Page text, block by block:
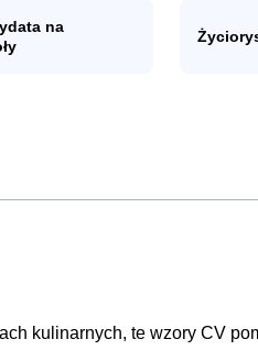
na
kulinarnych, te wzory CV